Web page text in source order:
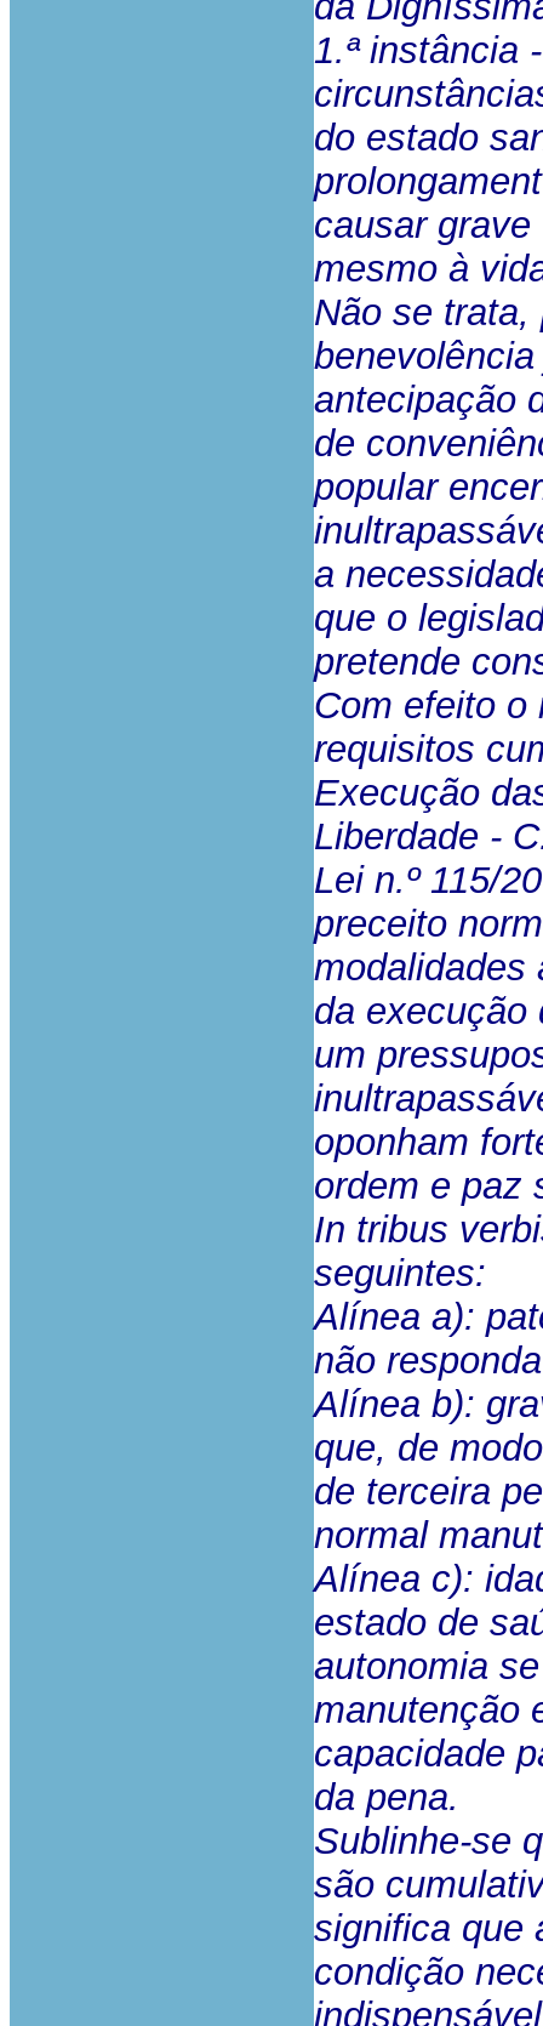
1.ª instância
do estado
causar
mesmo à
Não se
antecipação
de
popular
a
que o
pretende
Com efeito o
requisitos
Execução
Liberdade -
Lei n.º 115/
preceito
modalidades
da execução
um
oponham
ordem e paz
In tribus
seguintes:
Alínea a):
não
Alínea b):
que, de
de terceira
normal
Alínea c):
estado de
autonomia
manutenção
capacidade
da pena.
Sublinhe-se
são
significa que
condição